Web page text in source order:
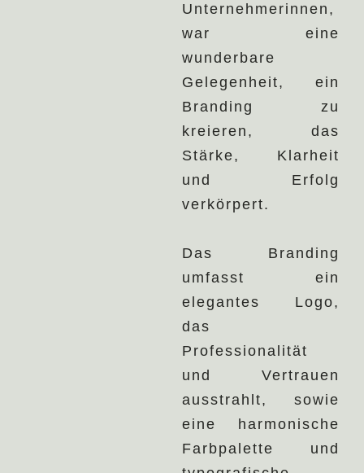
Unternehmerinnen,
war eine
wunderbare
Gelegenheit, ein
Branding zu
kreieren, das
Stärke, Klarheit
und Erfolg
verkörpert.
Das Branding
umfasst ein
elegantes Logo,
das
Professionalität
und Vertrauen
ausstrahlt, sowie
eine harmonische
Farbpalette und